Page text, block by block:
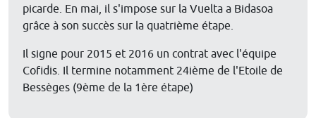
picarde. En mai, il s'impose sur la Vuelta a Bidasoa
grâce à son succès sur la quatrième étape.
Il signe pour 2015 et 2016 un contrat avec l'équipe
Cofidis. Il termine notamment 24ième de l'Etoile de
Bessèges (9ème de la 1ère étape)